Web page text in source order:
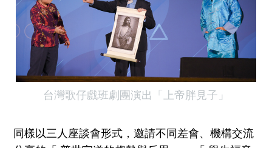
台灣歌仔戲班劇團演出「上帝胖見子」
同樣以三人座談會形式，邀請不同差會、機構交流